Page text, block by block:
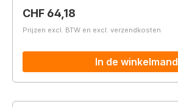
Normale prijs:
CHF 64,18
Prijzen excl. BTW en excl. verzendkosten
In de winkelmand